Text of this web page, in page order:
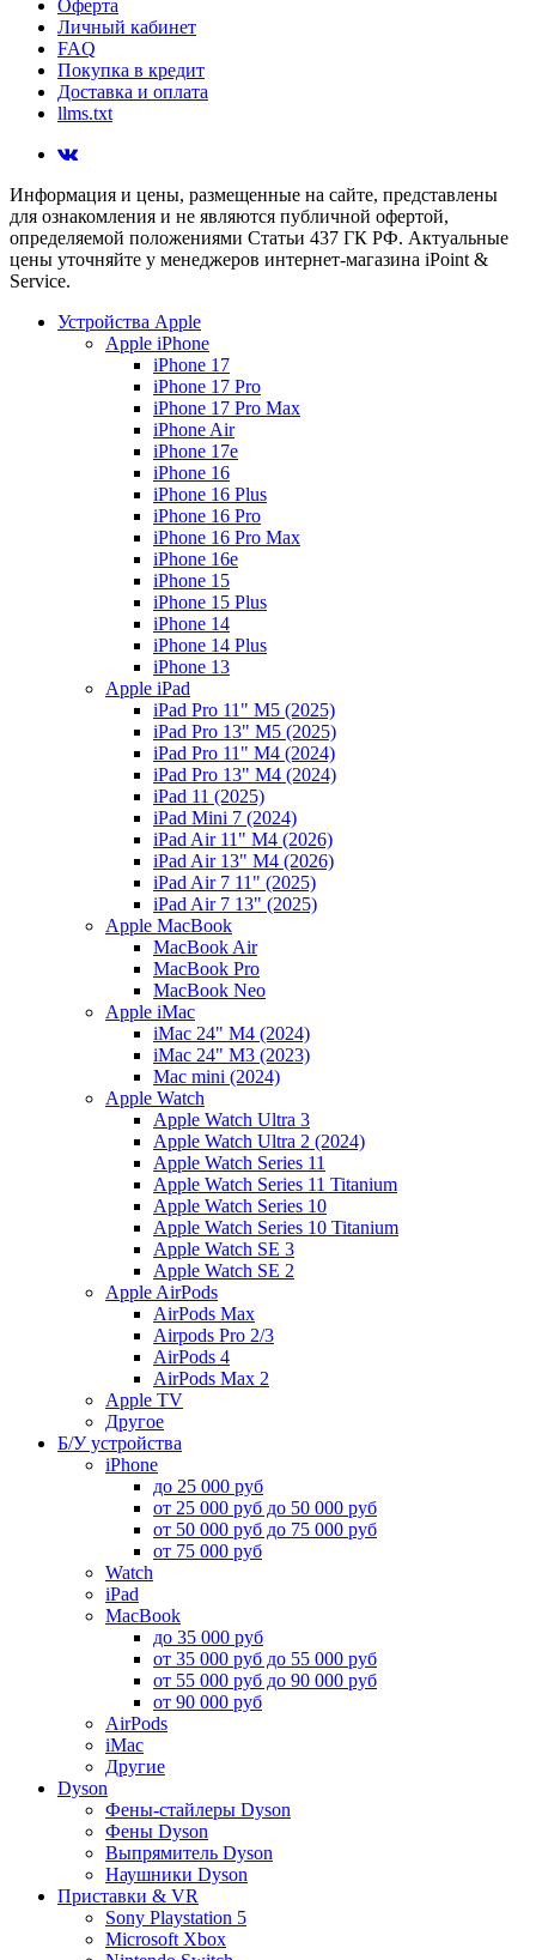
Оферта
Личный кабинет
FAQ
Покупка в кредит
Доставка и оплата
llms.txt
Информация и цены, размещенные на сайте, представлены
для ознакомления и не являются публичной офертой,
определяемой положениями Статьи 437 ГК РФ. Актуальные
цены уточняйте у менеджеров интернет-магазина iPoint &
Service.
Устройства Apple
Apple iPhone
iPhone 17
iPhone 17 Pro
iPhone 17 Pro Max
iPhone Air
iPhone 17e
iPhone 16
iPhone 16 Plus
iPhone 16 Pro
iPhone 16 Pro Max
iPhone 16e
iPhone 15
iPhone 15 Plus
iPhone 14
iPhone 14 Plus
iPhone 13
Apple iPad
iPad Pro 11" M5 (2025)
iPad Pro 13" M5 (2025)
iPad Pro 11" M4 (2024)
iPad Pro 13" M4 (2024)
iPad 11 (2025)
iPad Mini 7 (2024)
iPad Air 11" M4 (2026)
iPad Air 13" M4 (2026)
iPad Air 7 11" (2025)
iPad Air 7 13" (2025)
Apple MacBook
MacBook Air
MacBook Pro
MacBook Neo
Apple iMac
iMac 24" M4 (2024)
iMac 24" M3 (2023)
Mac mini (2024)
Apple Watch
Apple Watch Ultra 3
Apple Watch Ultra 2 (2024)
Apple Watch Series 11
Apple Watch Series 11 Titanium
Apple Watch Series 10
Apple Watch Series 10 Titanium
Apple Watch SE 3
Apple Watch SE 2
Apple AirPods
AirPods Max
Airpods Pro 2/3
AirPods 4
AirPods Max 2
Apple TV
Другое
Б/У устройства
iPhone
до 25 000 руб
от 25 000 руб до 50 000 руб
от 50 000 руб до 75 000 руб
от 75 000 руб
Watch
iPad
MacBook
до 35 000 руб
от 35 000 руб до 55 000 руб
от 55 000 руб до 90 000 руб
от 90 000 руб
AirPods
iMac
Другие
Dyson
Фены-стайлеры Dyson
Фены Dyson
Выпрямитель Dyson
Наушники Dyson
Приставки & VR
Sony Playstation 5
Microsoft Xbox